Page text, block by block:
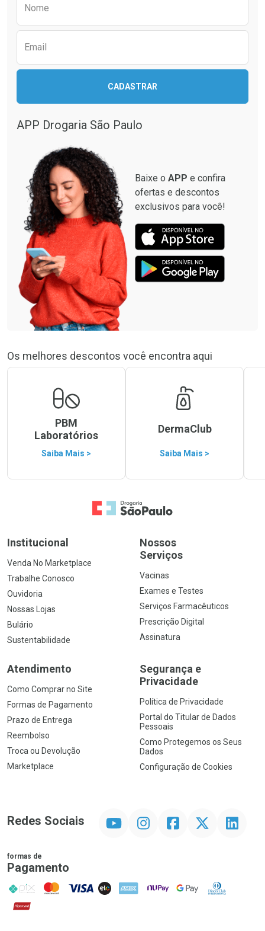
Comprar sem Desconto
Por R$ 146,90/cada
Comprar sem Desconto
Por R$ 146,90/cada
Comprar sem Desconto
Comprar sem Desconto
Nome
Email
CADASTRAR
APP Drogaria São Paulo
Baixe o APP e confira
ofertas e descontos
exclusivos para você!
Os melhores descontos você encontra aqui
PBM
Laboratórios
Saiba Mais >
DermaClub
Saiba Mais >
Ir para a Home
Institucional
Venda No Marketplace
Trabalhe Conosco
Ouvidoria
Nossas Lojas
Bulário
Sustentabilidade
Nossos
Serviços
Vacinas
Exames e Testes
Serviços Farmacêuticos
Prescrição Digital
Assinatura
Atendimento
Como Comprar no Site
Formas de Pagamento
Prazo de Entrega
Reembolso
Troca ou Devolução
Marketplace
Segurança e
Privacidade
Política de Privacidade
Portal do Titular de Dados
Pessoais
Como Protegemos os Seus
Dados
Configuração de Cookies
Redes Sociais InstagramFacebookTwitter Linkedin
formas de
Pagamento
PIX MasterCard
VISA ELO AMEX NuPay Google PayDiners Club
Hipercard